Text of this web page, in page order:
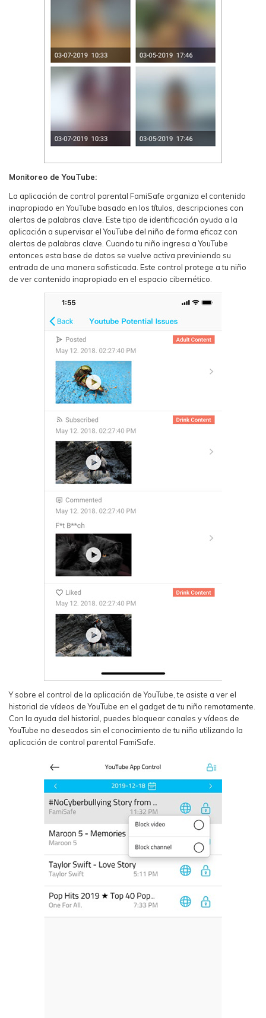
Monitoreo de YouTube:
La aplicación de control parental FamiSafe organiza el contenido
inapropiado en YouTube basado en los títulos, descripciones con
alertas de palabras clave. Este tipo de identificación ayuda a la
aplicación a supervisar el YouTube del niño de forma eficaz con
alertas de palabras clave. Cuando tu niño ingresa a YouTube
entonces esta base de datos se vuelve activa previniendo su
entrada de una manera sofisticada. Este control protege a tu niño
de ver contenido inapropiado en el espacio cibernético.
Y sobre el control de la aplicación de YouTube, te asiste a ver el
historial de vídeos de YouTube en el gadget de tu niño remotamente.
Con la ayuda del historial, puedes bloquear canales y vídeos de
YouTube no deseados sin el conocimiento de tu niño utilizando la
aplicación de control parental FamiSafe.